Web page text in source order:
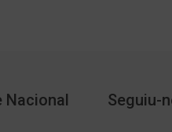
Nacional Seguiu-